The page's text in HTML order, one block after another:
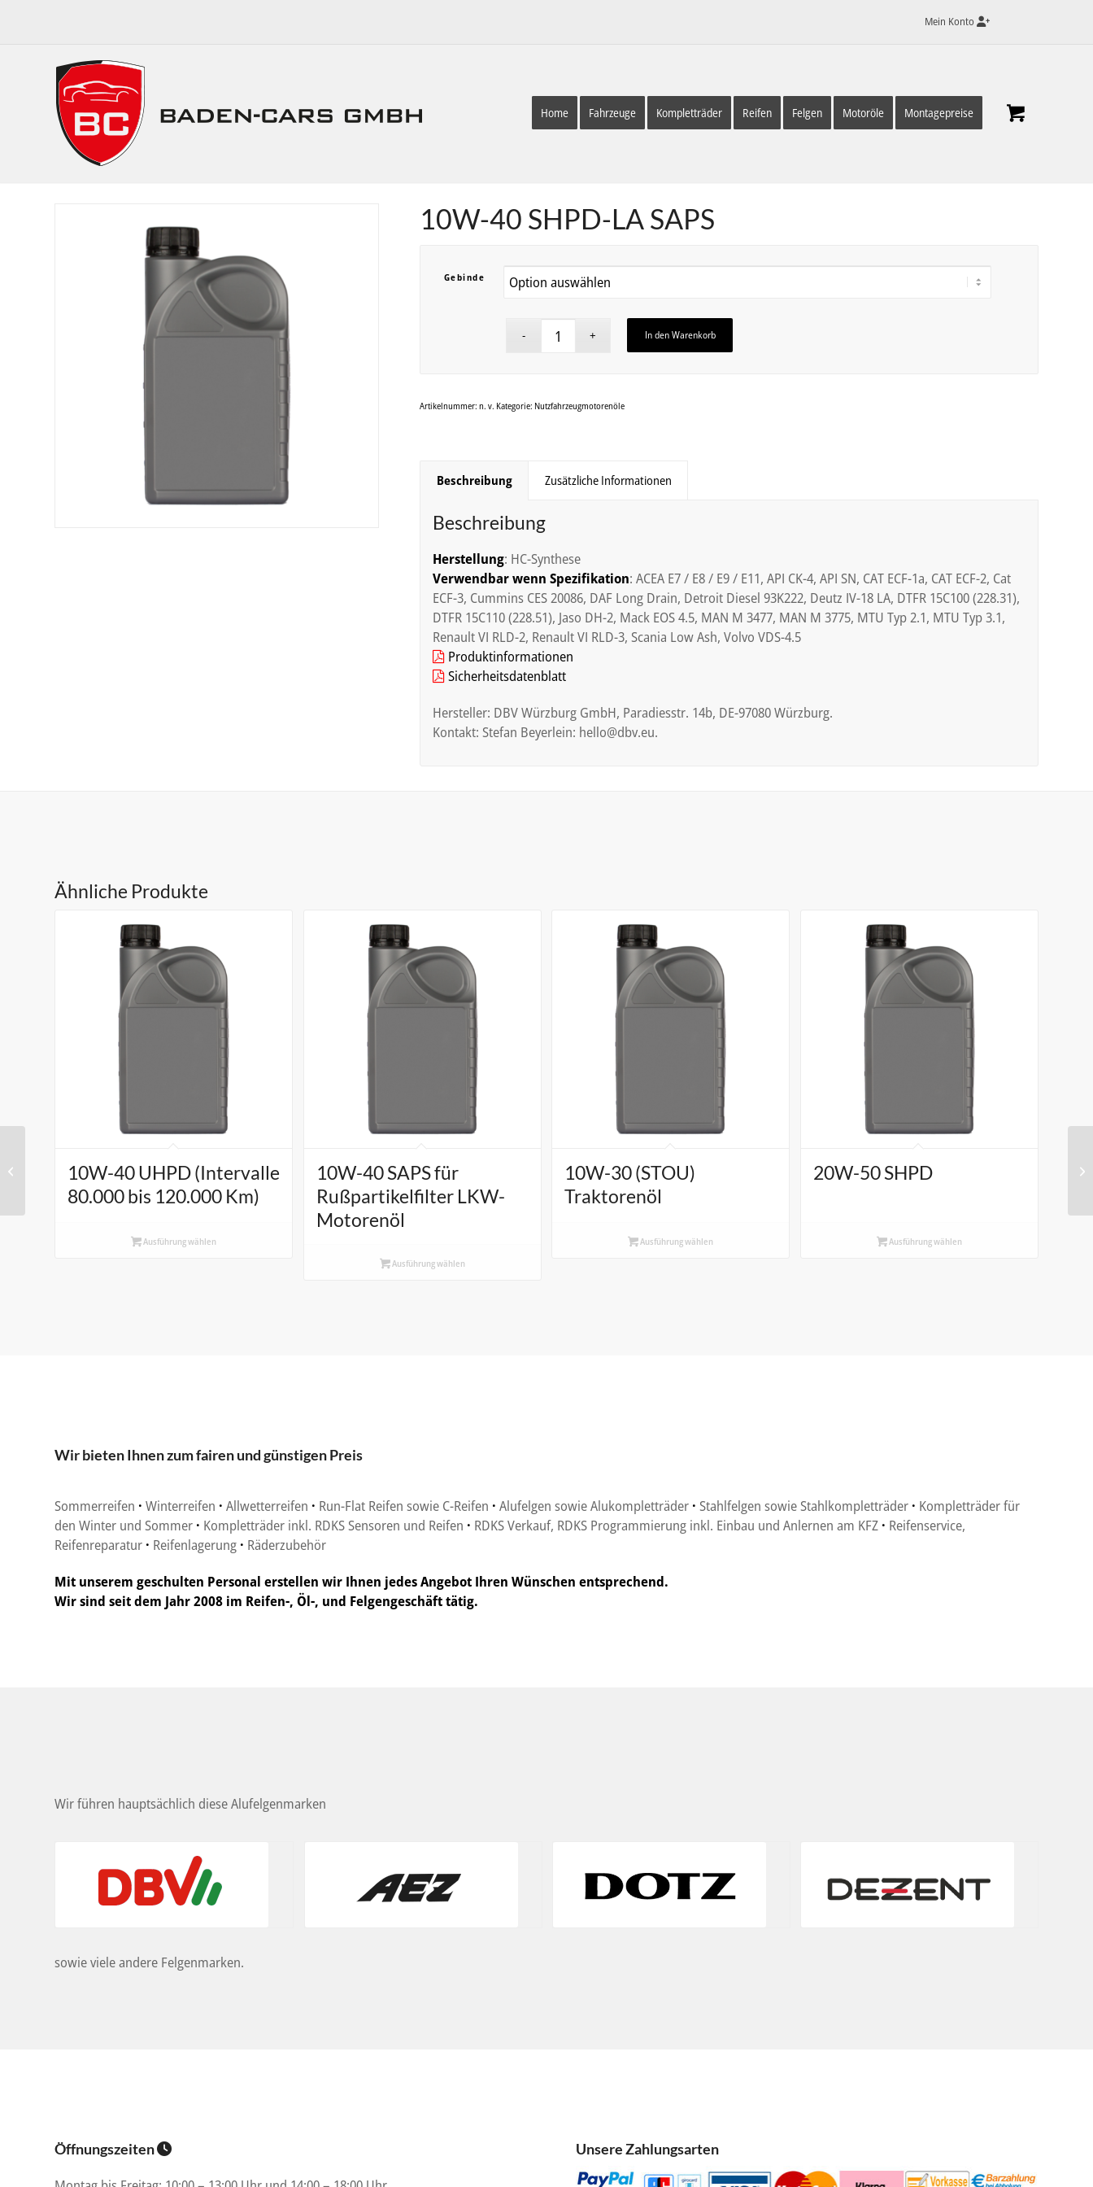
Mein Konto
Home Fahrzeuge Kompletträder Reifen Felgen Motoröle Montagepreise
10W-40 SHPD-LA SAPS
Gebinde
In den Warenkorb
Artikelnummer:n. v. Kategorie: Nutzfahrzeugmotorenöle
Beschreibung Zusätzliche Informationen
Beschreibung
Herstellung: HC-Synthese
Verwendbar wenn Spezifikation: ACEA E7 / E8 / E9 / E11, API CK-4, API SN, CAT ECF-1a, CAT ECF-2, Cat
ECF-3, Cummins CES 20086, DAF Long Drain, Detroit Diesel 93K222, Deutz IV-18 LA, DTFR 15C100 (228.31),
DTFR 15C110 (228.51), Jaso DH-2, Mack EOS 4.5, MAN M 3477, MAN M 3775, MTU Typ 2.1, MTU Typ 3.1,
Renault VI RLD-2, Renault VI RLD-3, Scania Low Ash, Volvo VDS-4.5
Produktinformationen
Sicherheitsdatenblatt
Hersteller: DBV Würzburg GmbH, Paradiesstr. 14b, DE-97080 Würzburg.
Kontakt: Stefan Beyerlein: hello@dbv.eu.
Ähnliche Produkte
10W-40 UHPD (Intervalle
80.000 bis 120.000 Km)
Ausführung wählen
10W-40 SAPS für
Rußpartikelfilter LKW-
Motorenöl
Ausführung wählen
10W-30 (STOU)
Traktorenöl
Ausführung wählen
20W-50 SHPD
Ausführung wählen
Wir bieten Ihnen zum fairen und günstigen Preis
Sommerreifen · Winterreifen · Allwetterreifen · Run-Flat Reifen sowie C-Reifen · Alufelgen sowie Alukompletträder · Stahlfelgen sowie Stahlkompletträder · Kompletträder für
den Winter und Sommer · Kompletträder inkl. RDKS Sensoren und Reifen · RDKS Verkauf, RDKS Programmierung inkl. Einbau und Anlernen am KFZ · Reifenservice,
Reifenreparatur · Reifenlagerung · Räderzubehör
Mit unserem geschulten Personal erstellen wir Ihnen jedes Angebot Ihren Wünschen entsprechend.
Wir sind seit dem Jahr 2008 im Reifen-, Öl-, und Felgengeschäft tätig.
Wir führen hauptsächlich diese Alufelgenmarken
sowie viele andere Felgenmarken.
Öffnungszeiten Unsere Zahlungsarten
Rußpartikelfilter LKW-
Motorenöl